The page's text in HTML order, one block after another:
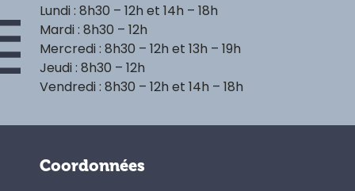
Lundi : 8h30 – 12h et 14h – 18h
Mardi : 8h30 – 12h
Mercredi : 8h30 – 12h et 13h – 19h
Jeudi : 8h30 – 12h
Vendredi : 8h30 – 12h et 14h – 18h
Coordonnées